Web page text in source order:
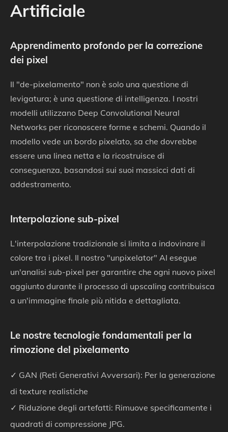
Artificiale
Apprendimento profondo per la correzione
dei pixel
Il "de-pixelamento" non è solo una questione di
levigatura; è una questione di intelligenza. I nostri
modelli utilizzano Deep Convolutional Neural
Networks per riconoscere forme e schemi. Quando il
modello vede un bordo pixelato, sa che dovrebbe
essere una linea netta e la ricostruisce di
conseguenza, basandosi sui suoi massicci dati di
addestramento.
Interpolazione sub-pixel
L'interpolazione tradizionale si limita a indovinare il
colore tra i pixel. Il nostro "unpixelator" AI esegue
un'analisi sub-pixel per garantire che ogni nuovo pixel
aggiunto durante il processo di upscaling contribuisca
a un'immagine finale più nitida e dettagliata.
Le nostre tecnologie fondamentali per la
rimozione del pixelamento
✓ GAN (Reti Generativi Avversari): Per la generazione
di texture realistiche
✓ Riduzione degli artefatti: Rimuove specificamente i
quadrati di compressione JPG.